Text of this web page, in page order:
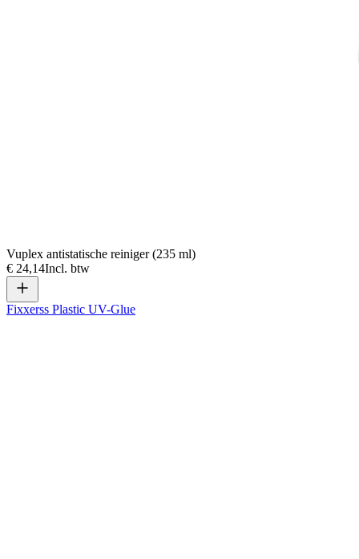
Vuplex antistatische reiniger (235 ml)
€ 24,14Incl. btw
Fixxerss Plastic UV-Glue